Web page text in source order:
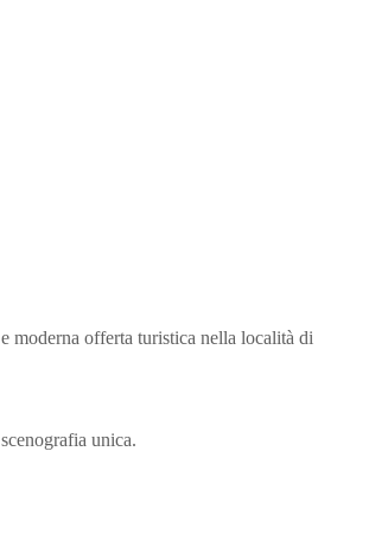
moderna offerta turistica nella località di
unica.